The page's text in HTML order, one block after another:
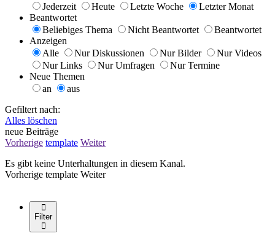
Jederzeit
Heute Letzte Woche
Letzter Monat
Beantwortet
Beliebiges Thema
Nicht Beantwortet
Beantwortet
Anzeigen
Alle
Nur Diskussionen Nur Bilder
Nur Videos
Nur Links
Nur Umfragen
Nur Termine
Neue Themen
an
aus
Gefiltert nach:
Alles löschen
neue Beiträge
Vorherige template Weiter
Es gibt keine Unterhaltungen in diesem Kanal.
Vorherige template Weiter
Filter